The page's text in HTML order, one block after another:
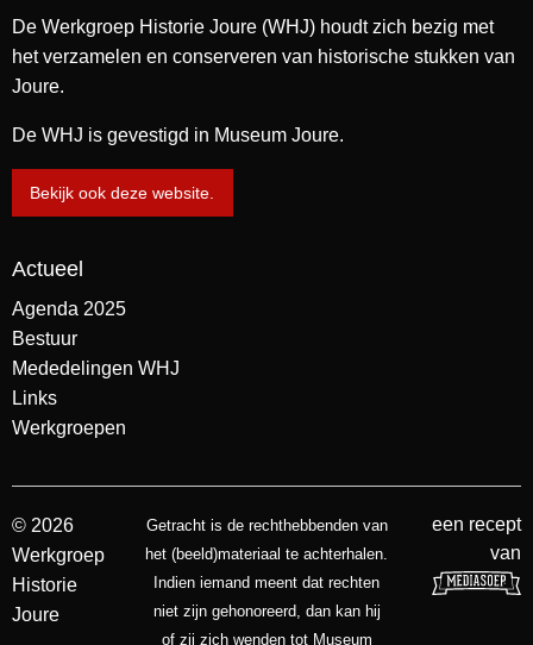
De Werkgroep Historie Joure (WHJ) houdt zich bezig met
het verzamelen en conserveren van historische stukken van
Joure.
De WHJ is gevestigd in Museum Joure.
Bekijk ook deze website.
Actueel
Agenda 2025
Bestuur
Mededelingen WHJ
Links
Werkgroepen
© 2026
Werkgroep
Historie
Joure
Getracht is de rechthebbenden van
het (beeld)materiaal te achterhalen.
Indien iemand meent dat rechten
niet zijn gehonoreerd, dan kan hij
of zij zich wenden tot Museum
een recept
van